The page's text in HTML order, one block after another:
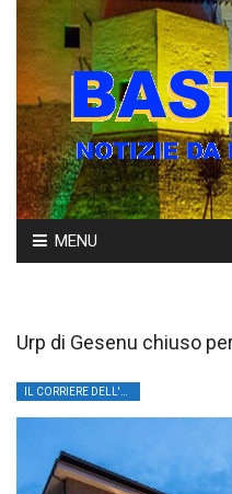
Skip
to
MENU
Urp di Gesenu chiuso